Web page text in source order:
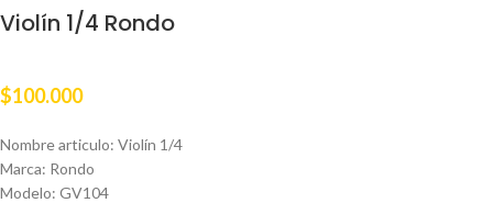
Violín 1/4 Rondo
$100.000
Nombre articulo: Violín 1/4
Marca: Rondo
Modelo: GV104